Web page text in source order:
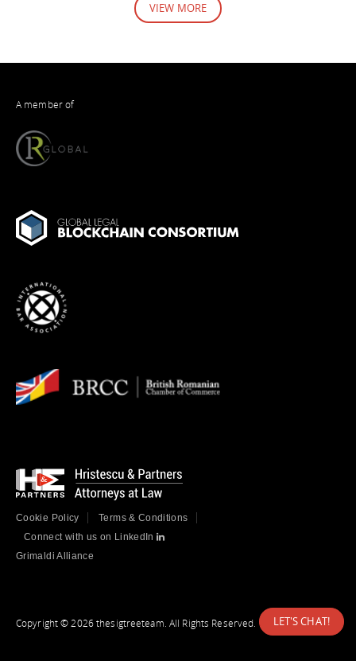
VIEW MORE
A member of
Cookie Policy
Terms & Conditions
Connect with us on LinkedIn
Grimaldi Alliance
Copyright © 2026 thesigtreeteam. All Rights Reserved. LET'S CHAT!